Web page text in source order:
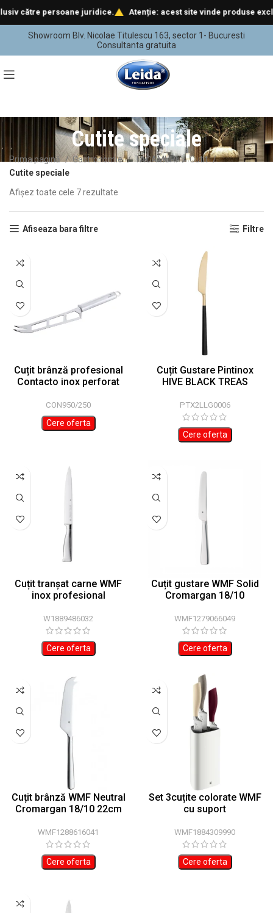
către persoane juridice. Atenție: acest site vinde produse
Showroom Blv. Nicolae Titulescu 163, sector 1- Bucuresti
Consultanta gratuita
Cutite speciale
Prima pagină Gastronomie TACAMURI
Cutit
Cutite speciale
Afișez toate cele 7 rezultate
Afiseaza bara filtre Filtre
Cuțit brânză profesional
Contacto inox perforat
CON950/250
Cere oferta
Cuțit Gustare Pintinox
HIVE BLACK TREAS
PTX2LLG0006
Cere oferta
Cuțit tranșat carne WMF
inox profesional
W1889486032
Cere oferta
Cuțit gustare WMF Solid
Cromargan 18/10
WMF1279066049
Cere oferta
Cuțit brânză WMF Neutral
Cromargan 18/10 22cm
WMF1288616041
Cere oferta
Set 3cuțite colorate WMF
cu suport
WMF1884309990
Cere oferta